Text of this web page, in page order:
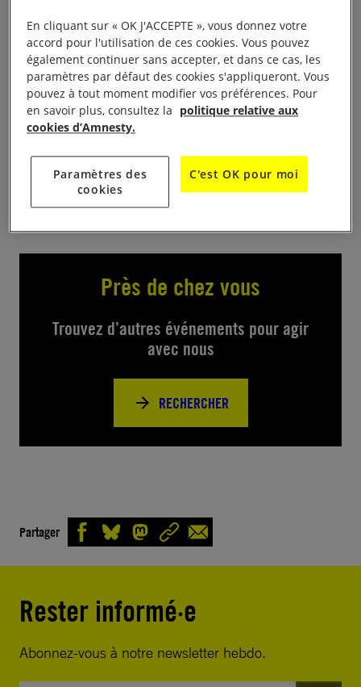
de 16h à 18h30.Nous irons à la rencontre du public
pour les informer et les convaincre que des
solutions concrètes et réalisables existent.Les
passants seront invités à rédiger une carte postale
qui sera adressée à l’Elysée afin d’encourager le
demandes d’Amnesty
Près de chez vous
Trouvez d’autres événements pour agir
avec nous
RECHERCHER
Partager
Rester informé·e
Abonnez-vous à notre newsletter hebdo.
En cliquant sur « OK J'ACCEPTE », vous donnez votre
accord pour l'utilisation de ces cookies. Vous pouvez
également continuer sans accepter, et dans ce cas, les
paramètres par défaut des cookies s'appliqueront. Vous
pouvez à tout moment modifier vos préférences. Pour
en savoir plus, consultez la politique relative aux
cookies d’Amnesty.
Paramètres des
cookies
C'est OK pour moi